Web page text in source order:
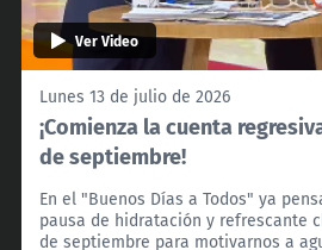
Ver Video
Lunes 13 de julio de 2026
¡Comienza la cuenta
de septiembre!
En el "Buenos Días a Todos" ya
pausa de hidratación y refrescante
de septiembre para motivarnos a